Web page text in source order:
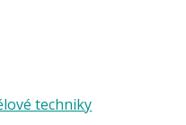
techniky